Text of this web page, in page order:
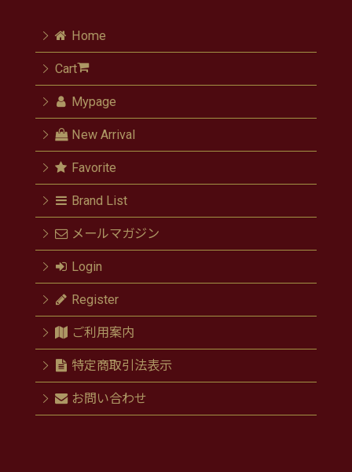
Home
Cart
Mypage
New Arrival
Favorite
Brand List
メールマガジン
Login
Register
ご利用案内
特定商取引法表示
お問い合わせ